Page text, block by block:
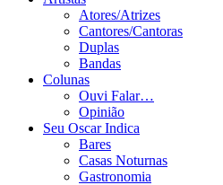
Atores/Atrizes
Cantores/Cantoras
Duplas
Bandas
Colunas
Ouvi Falar…
Opinião
Seu Oscar Indica
Bares
Casas Noturnas
Gastronomia